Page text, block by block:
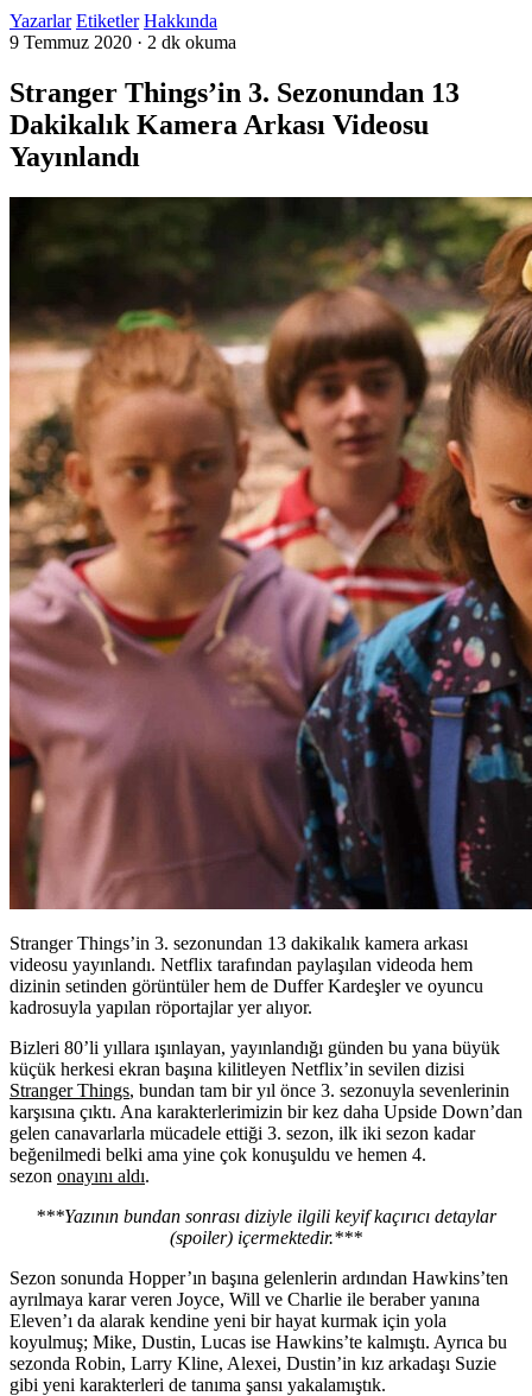
Yazarlar Etiketler Hakkında
9 Temmuz 2020 · 2 dk okuma
Stranger Things’in 3. Sezonundan 13
Dakikalık Kamera Arkası Videosu
Yayınlandı
Stranger Things’in 3. sezonundan 13 dakikalık kamera arkası
videosu yayınlandı. Netflix tarafından paylaşılan videoda hem
dizinin setinden görüntüler hem de Duffer Kardeşler ve oyuncu
kadrosuyla yapılan röportajlar yer alıyor.
Bizleri 80’li yıllara ışınlayan, yayınlandığı günden bu yana büyük
küçük herkesi ekran başına kilitleyen Netflix’in sevilen dizisi
Stranger Things, bundan tam bir yıl önce 3. sezonuyla sevenlerinin
karşısına çıktı. Ana karakterlerimizin bir kez daha Upside Down’dan
gelen canavarlarla mücadele ettiği 3. sezon, ilk iki sezon kadar
beğenilmedi belki ama yine çok konuşuldu ve hemen 4.
sezon onayını aldı.
***Yazının bundan sonrası diziyle ilgili keyif kaçırıcı detaylar
(spoiler) içermektedir.***
Sezon sonunda Hopper’ın başına gelenlerin ardından Hawkins’ten
ayrılmaya karar veren Joyce, Will ve Charlie ile beraber yanına
Eleven’ı da alarak kendine yeni bir hayat kurmak için yola
koyulmuş; Mike, Dustin, Lucas ise Hawkins’te kalmıştı. Ayrıca bu
sezonda Robin, Larry Kline, Alexei, Dustin’in kız arkadaşı Suzie
gibi yeni karakterleri de tanıma şansı yakalamıştık.